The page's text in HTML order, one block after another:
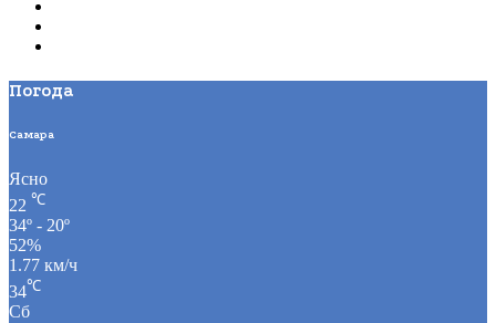
Погода
Самара
Ясно
22 ℃
34º - 20º
52%
1.77 км/ч
34℃
Сб